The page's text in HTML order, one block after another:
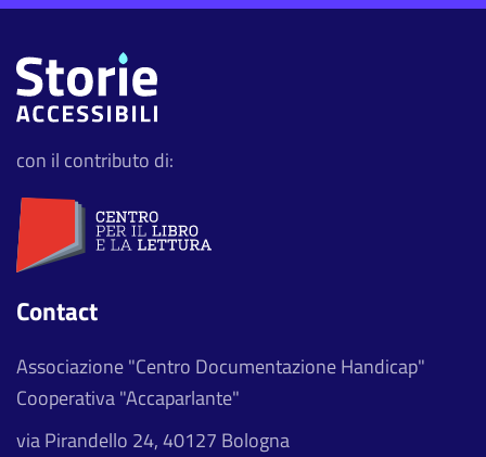
con il contributo di:
Contact
Associazione "Centro Documentazione Handicap"
Cooperativa "Accaparlante"
via Pirandello 24, 40127 Bologna